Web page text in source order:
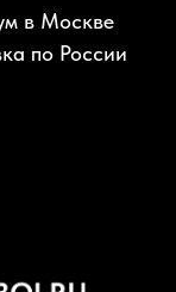
в Москве
по России